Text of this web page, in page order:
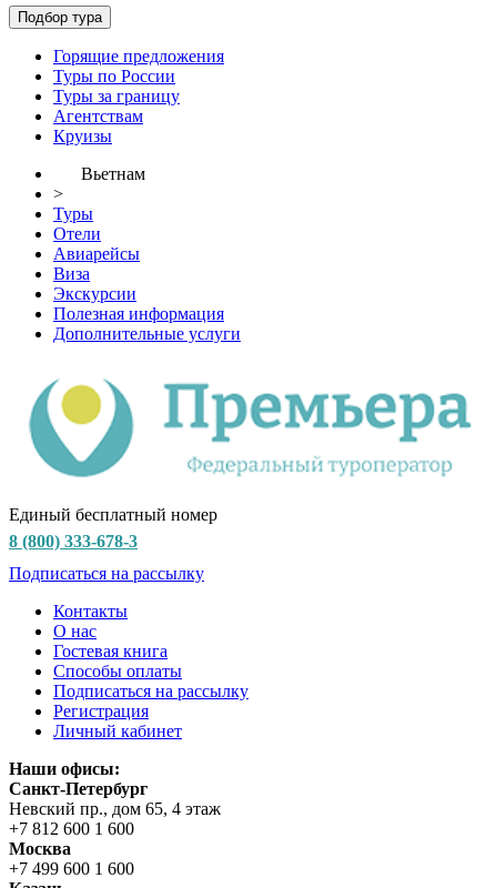
Горящие предложения
Туры по России
Туры за границу
Агентствам
Круизы
Вьетнам
>
Туры
Отели
Авиарейсы
Виза
Экскурсии
Полезная информация
Дополнительные услуги
Единый бесплатный номер
8 (800) 333-678-3
Подписаться на рассылку
Контакты
О нас
Гостевая книга
Способы оплаты
Подписаться на рассылку
Регистрация
Личный кабинет
Наши офисы:
Санкт-Петербург
Невский пр., дом 65, 4 этаж
+7 812 600 1 600
Москва
+7 499 600 1 600